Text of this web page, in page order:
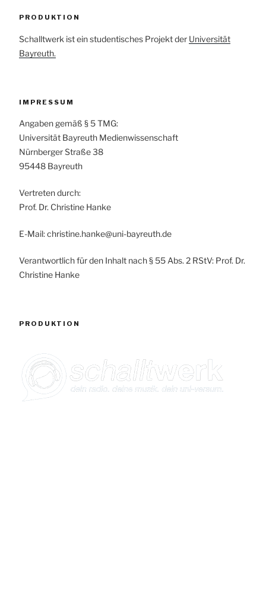
PRODUKTION
Schalltwerk ist ein studentisches Projekt der Universität
Bayreuth.
IMPRESSUM
Angaben gemäß § 5 TMG:
Universität Bayreuth Medienwissenschaft
Nürnberger Straße 38
95448 Bayreuth
Vertreten durch:
Prof. Dr. Christine Hanke
E-Mail: christine.hanke@uni-bayreuth.de
Verantwortlich für den Inhalt nach § 55 Abs. 2 RStV: Prof. Dr.
Christine Hanke
PRODUKTION